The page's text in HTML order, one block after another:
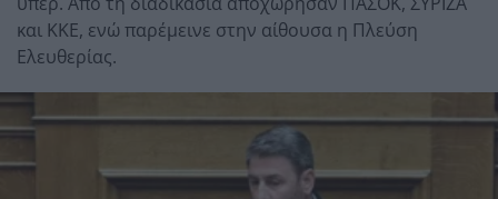
και ΚΚΕ, ενώ παρέμεινε στην αίθουσα η Πλεύση
Ελευθερίας.